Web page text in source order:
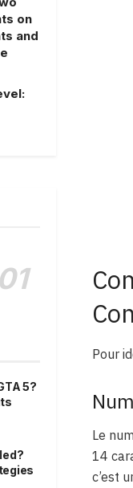
Pour
Le
14
c’est
on
and
5?